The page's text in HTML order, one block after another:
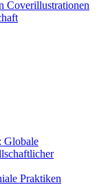
Coverillustrationen
Globale
Praktiken